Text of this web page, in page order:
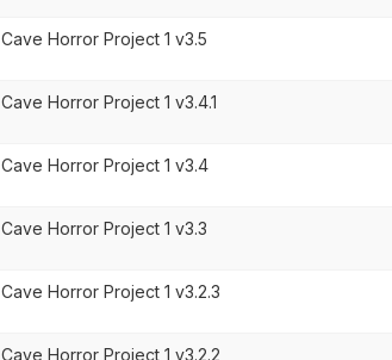
Cave Horror Project 1 v3.5
Cave Horror Project 1 v3.4.1
Cave Horror Project 1 v3.4
Cave Horror Project 1 v3.3
Cave Horror Project 1 v3.2.3
Cave Horror Project 1 v3.2.2